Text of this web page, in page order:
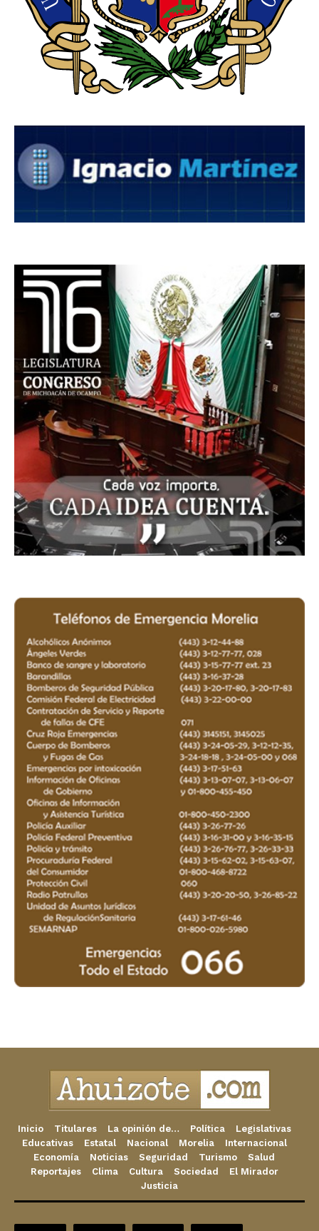
Inicio Titulares La opinión de… Política
Legislativas
Educativas
Estatal Nacional Morelia
Internacional
Economía
Noticias Seguridad Turismo
Salud
Reportajes
Clima Cultura Sociedad
El Mirador
Justicia